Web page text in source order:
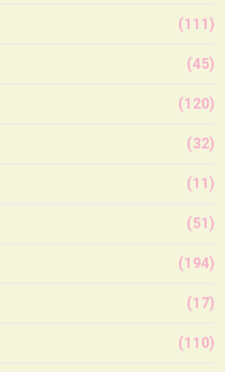
(111)
(45)
(120)
(32)
(11)
(51)
(194)
(17)
(110)